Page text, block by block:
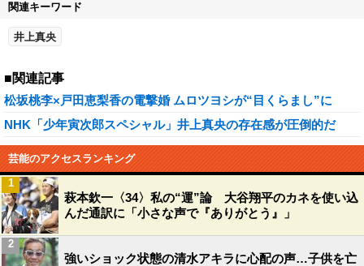
関連キーワード
井上真央
■関連記事
松坂桃李×戸田恵梨香の電撃婚 ムロツヨシが“目くらまし”に
NHK「少年寅次郎スペシャル」井上真央の存在感が圧倒的だ
芸能のアクセスランキング
萩本欽一〈34〉私の“運”論 大谷翔平のカネを使い込
んだ通訳に「小さな声で『ありがとう』」
1
強いショック状態の清水アキラに心配の声…子供を亡
2